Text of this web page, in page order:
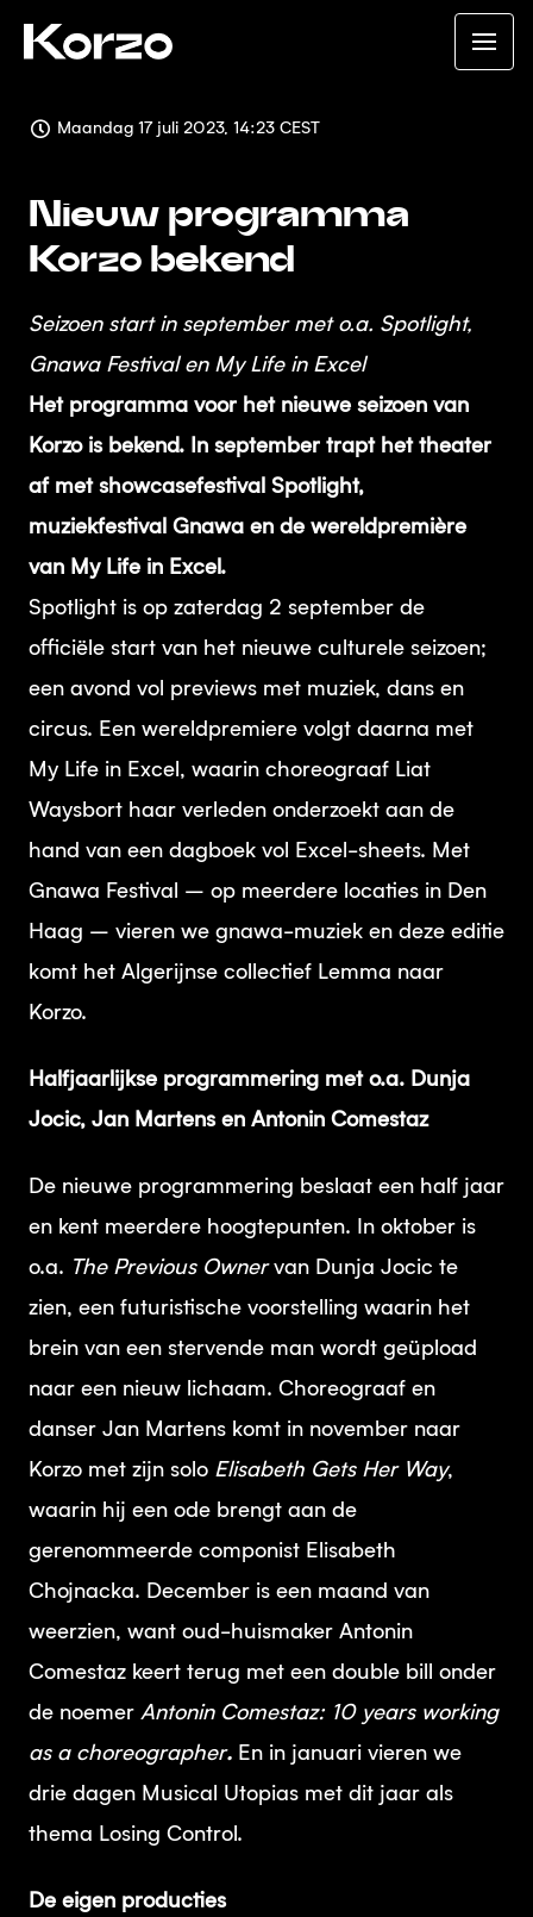
Maandag 17 juli 2023, 14:23 CEST
Nieuw programma
Korzo bekend
Seizoen start in september met o.a. Spotlight,
Gnawa Festival en My Life in Excel
Het programma voor het nieuwe seizoen van
Korzo is bekend. In september trapt het theater
af met showcasefestival Spotlight,
muziekfestival Gnawa en de wereldpremière
van My Life in Excel.
Spotlight is op zaterdag 2 september de
officiële start van het nieuwe culturele seizoen;
een avond vol previews met muziek, dans en
circus. Een wereldpremiere volgt daarna met
My Life in Excel, waarin choreograaf Liat
Waysbort haar verleden onderzoekt aan de
hand van een dagboek vol Excel-sheets. Met
Gnawa Festival – op meerdere locaties in Den
Haag – vieren we gnawa-muziek en deze editie
komt het Algerijnse collectief Lemma naar
Korzo.
Halfjaarlijkse programmering met o.a. Dunja
Jocic, Jan Martens en Antonin Comestaz
De nieuwe programmering beslaat een half jaar
en kent meerdere hoogtepunten. In oktober is
o.a. The Previous Ownervan Dunja Jocic te
zien, een futuristische voorstelling waarin het
brein van een stervende man wordt geüpload
naar een nieuw lichaam. Choreograaf en
danser Jan Martens komt in november naar
Korzo met zijn solo Elisabeth Gets Her Way,
waarin hij een ode brengt aan de
gerenommeerde componist Elisabeth
Chojnacka. December is een maand van
weerzien, want oud-huismaker Antonin
Comestaz keert terug met een double bill onder
de noemer Antonin Comestaz: 10 years working
as a choreographer. En in januari vieren we
drie dagen Musical Utopias met dit jaar als
thema Losing Control.
De eigen producties